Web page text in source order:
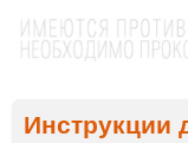
Инструкции